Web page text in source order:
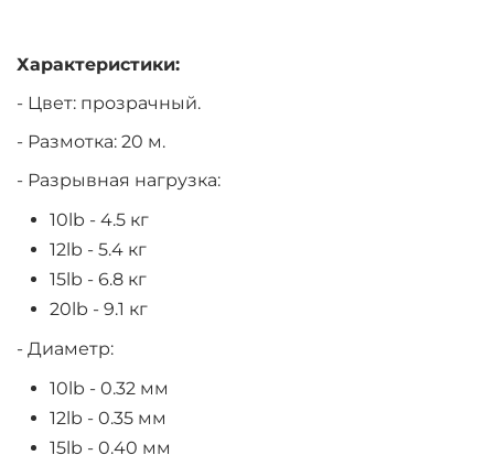
Характеристики:
- Цвет: прозрачный.
- Размотка: 20 м.
- Разрывная нагрузка:
10lb - 4.5 кг
12lb - 5.4 кг
15lb - 6.8 кг
20lb - 9.1 кг
- Диаметр:
10lb - 0.32 мм
12lb - 0.35 мм
15lb - 0.40 мм